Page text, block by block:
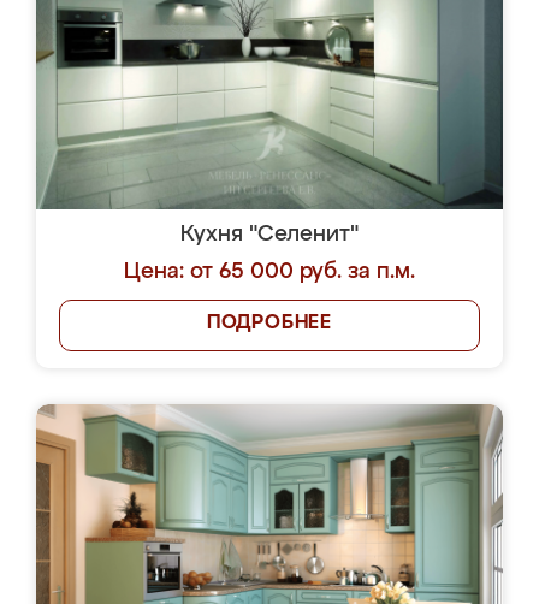
Кухня "Селенит"
Цена: от 65 000 руб. за п.м.
ПОДРОБНЕЕ